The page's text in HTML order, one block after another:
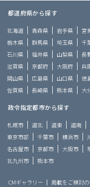
都道府県から探す
北海道 青森県 岩手県 宮
栃木県
群馬県 埼玉県 千
石川県
福井県 山梨県 長
滋賀県
京都府 大阪府 兵
岡山県
広島県 山口県 徳
佐賀県
長崎県 熊本県 大
政令指定都市から探す
札幌市 道北 道東 道南
東京市部
千葉市 横浜市
名古屋市
京都市 大阪市
北九州市
熊本市
CMギャラリー 掲載をご検討